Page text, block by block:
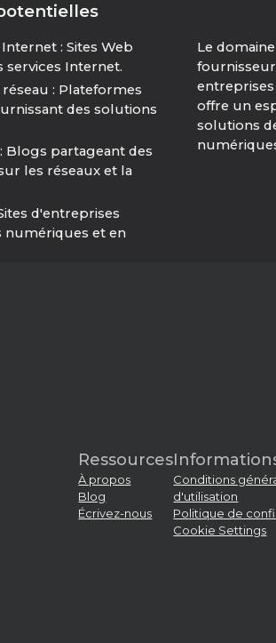
: Sites Web
services Internet.
: Plateformes
des solutions
partageant des
les réseaux et la
d'entreprises
numériques et en
Le
entreprises
offre un
solutions
Ressources
À propos
Blog
Écrivez-nous
Conditions
d'utilisation
Politique de
Cookie Settings